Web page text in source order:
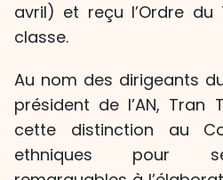
avril) et reçu l’Ordre du
classe.
Au nom des dirigeants
président de l’AN, Tran
cette distinction au
ethniques pour